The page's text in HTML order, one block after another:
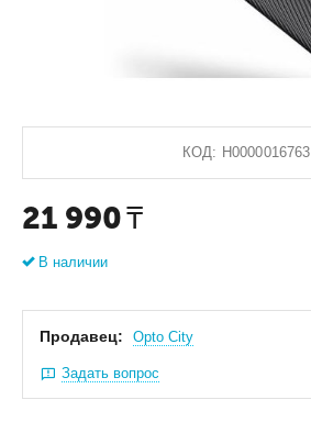
КОД: Н0000016763
21 990 ₸
В наличии
Продавец: Оpto City
Задать вопрос